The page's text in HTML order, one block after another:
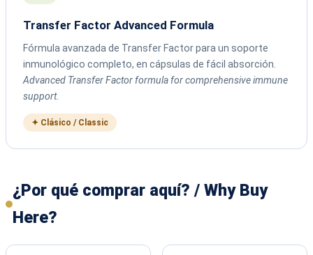
Transfer Factor Advanced Formula
Fórmula avanzada de Transfer Factor para un soporte
inmunológico completo, en cápsulas de fácil absorción.
Advanced Transfer Factor formula for comprehensive immune
support.
✦ Clásico / Classic
¿Por qué comprar aquí? / Why Buy
Here?